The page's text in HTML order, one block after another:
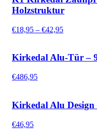
Holzstruktur
€18,95 – €42,95
€42,95
Kirkedal Alu-Tür –
€486,95
Kirkedal Alu Design
€46,95